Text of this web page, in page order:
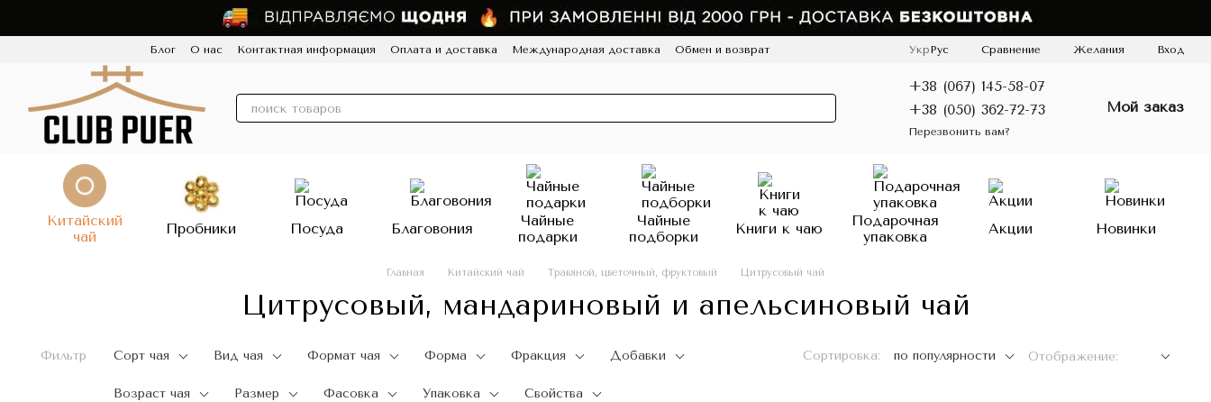
Блог О нас Контактная информация Оплата и доставка Международная доставка
Обмен и возврат
УкрРус Сравнение Желания Вход
+38 (067) 145-58-07
+38 (050) 362-72-73
Перезвонить вам?
Мой заказ
Китайский
чай
Пробники Посуда Благовония
Чайные
подарки
Чайные
подборки
Книги к чаю
Подарочная
упаковка
Акции Новинки
Главная Китайский чай Травяной, цветочный, фруктовый Цитрусовый чай
Цитрусовый, мандариновый и апельсиновый чай
Фильтр Сорт чая Вид чая Формат чая Форма Фракция Добавки
Возраст чая Размер Фасовка Упаковка Свойства
Сортировка: по популярности Отображение: